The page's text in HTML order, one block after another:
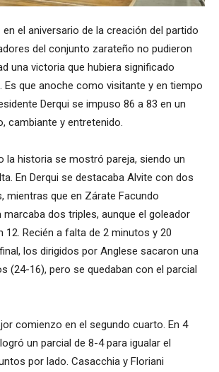
el aniversario de la creación del partido
del conjunto zarateño no pudieron
una victoria que hubiera significado
Es que anoche como visitante y en tiempo
Derqui se impuso 86 a 83 en un
cambiante y entretenido.
la historia se mostró pareja, siendo un
En Derqui se destacaba Alvite con dos
mientras que en Zárate Facundo
dos triples, aunque el goleador
12. Recién a falta de 2 minutos y 20
los dirigidos por Anglese sacaron una
(24-16), pero se quedaban con el parcial
comienzo en el segundo cuarto. En 4
un parcial de 8-4 para igualar el
por lado. Casacchia y Floriani